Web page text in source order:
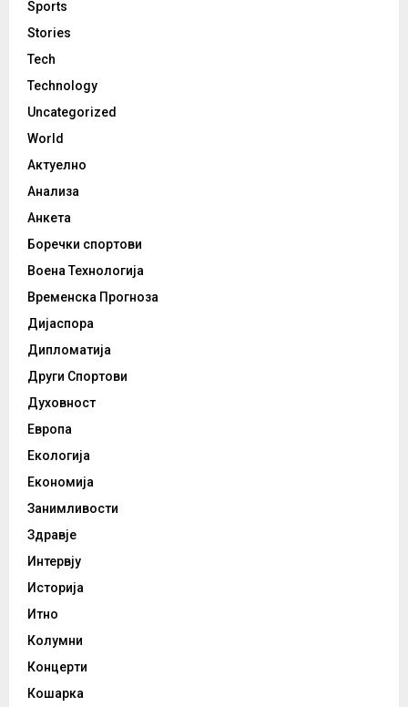
Sports
Stories
Tech
Technology
Uncategorized
World
Актуелно
Анализа
Анкета
Боречки спортови
Воена Технологија
Временска Прогноза
Дијаспора
Дипломатија
Други Спортови
Духовност
Европа
Екологија
Економија
Занимливости
Здравје
Интервју
Историја
Итно
Колумни
Концерти
Кошарка